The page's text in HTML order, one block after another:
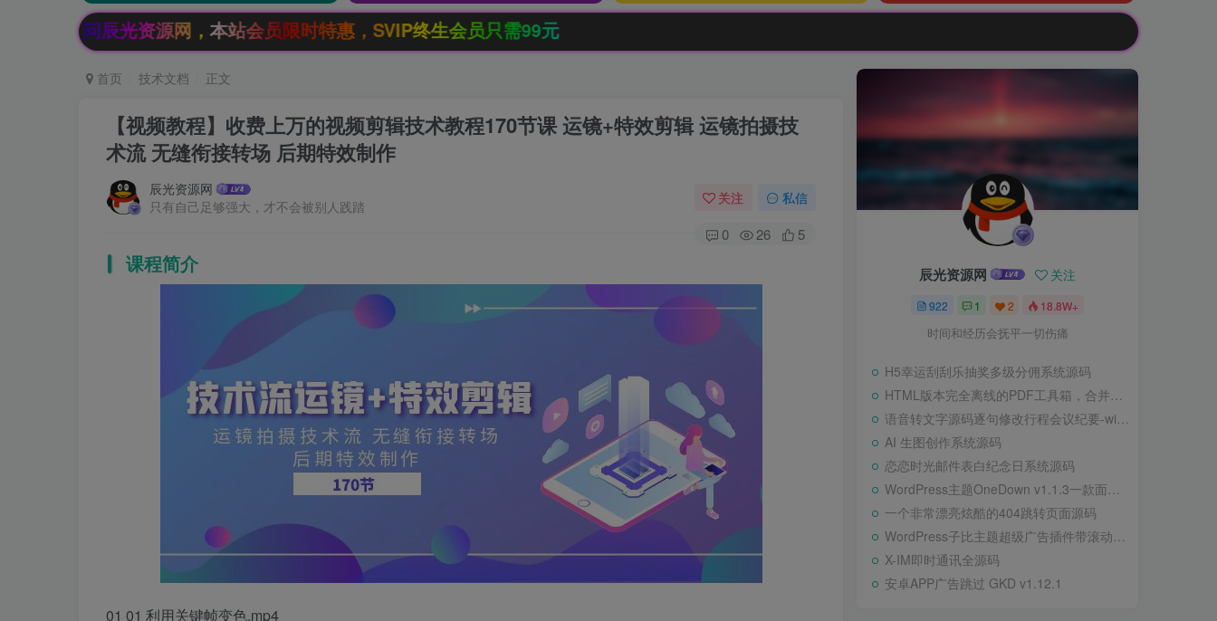
本站会员限时特惠，SVIP终生会员只需99元
首页 技术文档 正文
【视频教程】收费上万的视频剪辑技术教程170节课 运镜+特效剪辑 运镜拍摄技
术流 无缝衔接转场 后期特效制作
辰光资源网
只有自己足够强大，才不会被别人践踏
关注 私信
0 26 5
课程简介
01 01 利用关键帧变色.mp4
辰光资源网 关注
922 1 2 18.8W+
时间和经历会抚平一切伤痛
H5幸运刮刮乐抽奖多级分佣系统源码
HTML版本完全离线的PDF工具箱，合并、拆分、旋转、删除、PDF转图片、图片转PDF
语音转文字源码逐句修改行程会议纪要-wisper版本
AI 生图创作系统源码
恋恋时光邮件表白纪念日系统源码
WordPress主题OneDown v1.1.3一款面向个人站长的资源下载、技术教程、内容资讯类站点的 WordPress 主题
一个非常漂亮炫酷的404跳转页面源码
WordPress子比主题超级广告插件带滚动公告
X-IM即时通讯全源码
安卓APP广告跳过 GKD v1.12.1